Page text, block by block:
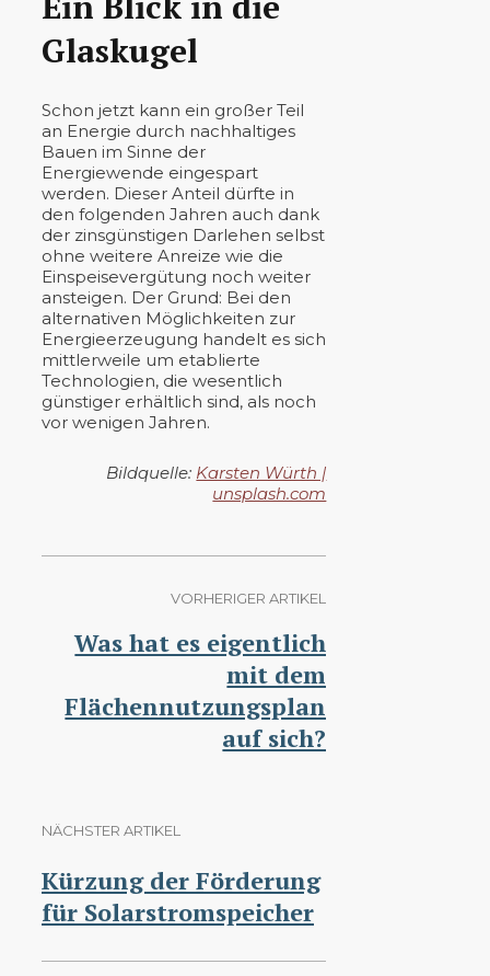
Glaskugel
Schon jetzt kann ein großer Teil
an Energie durch nachhaltiges
Bauen im Sinne der
Energiewende eingespart
werden. Dieser Anteil dürfte in
den folgenden Jahren auch dank
der zinsgünstigen Darlehen selbst
ohne weitere Anreize wie die
Einspeisevergütung noch weiter
ansteigen. Der Grund: Bei den
alternativen Möglichkeiten zur
Energieerzeugung handelt es sich
mittlerweile um etablierte
Technologien, die wesentlich
günstiger erhältlich sind, als noch
vor wenigen Jahren.
Bildquelle: Karsten Würth |
unsplash.com
VORHERIGER ARTIKEL
Was hat es eigentlich
mit dem
Flächennutzungsplan
auf sich?
NÄCHSTER ARTIKEL
Kürzung der Förderung
für Solarstromspeicher